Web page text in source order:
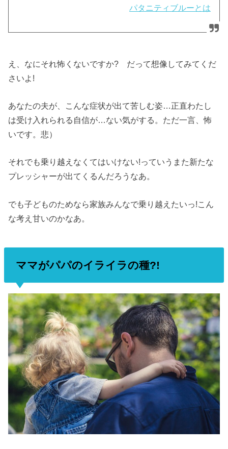
パタニティブルーとは
え、なにそれ怖くないですか? だって想像してみてくだ
さいよ!
あなたの夫が、こんな症状が出て苦しむ姿…正直わたし
は受け入れられる自信が…ない気がする。ただ一言、怖
いです。悲）
それでも乗り越えなくてはいけない!っていうまた新たな
プレッシャーが出てくるんだろうなあ。
でも子どものためなら家族みんなで乗り越えたいっ!こん
な考え甘いのかなあ。
ママがパパのイライラの種?!